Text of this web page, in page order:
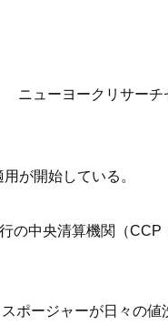
ニューヨークリサー
用が開始している。
中央清算機関（CCP
ポージャーが日々の